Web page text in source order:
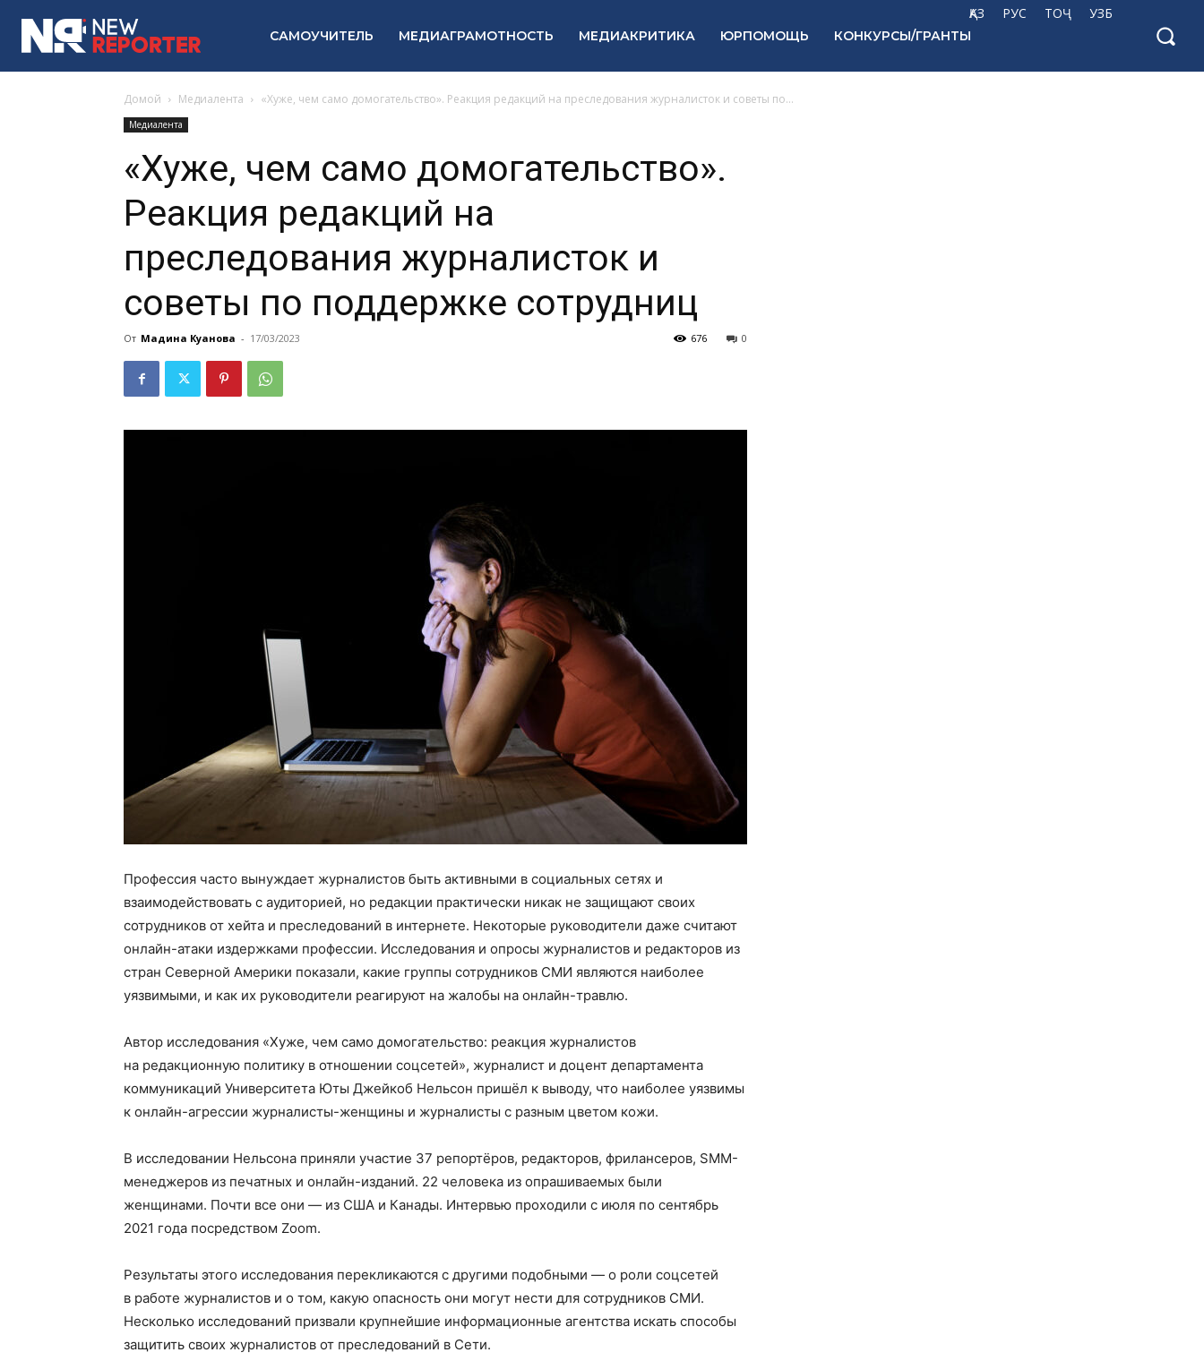
ҚАЗ РУС ТОҶ УЗБ
САМОУЧИТЕЛЬ МЕДИАГРАМОТНОСТЬ МЕДИАКРИТИКА ЮРПОМОЩЬ КОНКУРСЫ/ГРАНТЫ
Домой Медиалента «Хуже, чем само домогательство». Реакция редакций на преследования журналисток и советы по...
Медиалента
«Хуже, чем само домогательство».
Реакция редакций на
преследования журналисток и
советы по поддержке сотрудниц
От Мадина Куанова - 17/03/2023 0
676
Профессия часто вынуждает журналистов быть активными в социальных сетях и
взаимодействовать с аудиторией, но редакции практически никак не защищают своих
сотрудников от хейта и преследований в интернете. Некоторые руководители даже считают
онлайн-атаки издержками профессии. Исследования и опросы журналистов и редакторов из
стран Северной Америки показали, какие группы сотрудников СМИ являются наиболее
уязвимыми, и как их руководители реагируют на жалобы на онлайн-травлю.
Автор исследования «Хуже, чем само домогательство: реакция журналистов
на редакционную политику в отношении соцсетей», журналист и доцент департамента
коммуникаций Университета Юты Джейкоб Нельсон пришёл к выводу, что наиболее уязвимы
к онлайн-агрессии журналисты-женщины и журналисты с разным цветом кожи.
В исследовании Нельсона приняли участие 37 репортёров, редакторов, фрилансеров, SMM-
менеджеров из печатных и онлайн-изданий. 22 человека из опрашиваемых были
женщинами. Почти все они — из США и Канады. Интервью проходили с июля по сентябрь
2021 года посредством Zoom.
Результаты этого исследования перекликаются с другими подобными — о роли соцсетей
в работе журналистов и о том, какую опасность они могут нести для сотрудников СМИ.
Несколько исследований призвали крупнейшие информационные агентства искать способы
защитить своих журналистов от преследований в Сети.